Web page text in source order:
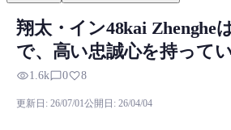
kai Zhenghe RVC RVC
kai Zhenghe RVC RVCボイスモデル
ピッチ設定の提案 男性の声入力 :ピ
翔太・イン48kai Zhenghe
で、高い忠誠心を持って
visibility1.6kchat_bubble_outline0favorite8
更新日 : 26/07/01公開日 : 26/04/04